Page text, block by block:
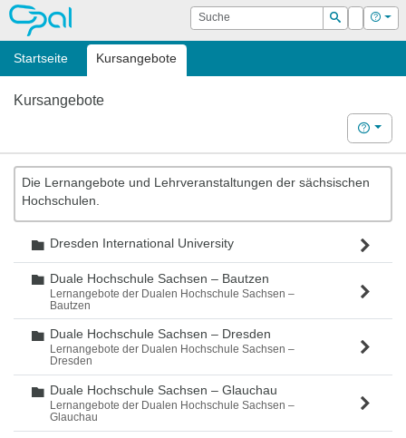
OPAL Suche
Suchen
Login Hilfe
Startseite Kursangebote
Kursangebote
Hilfe
Die Lernangebote und Lehrveranstaltungen der sächsischen
Hochschulen.
Ordner
Dresden International University
Ordner
Duale Hochschule Sachsen – Bautzen
Lernangebote der Dualen Hochschule Sachsen –
Bautzen
Ordner
Duale Hochschule Sachsen – Dresden
Lernangebote der Dualen Hochschule Sachsen –
Dresden
Ordner
Duale Hochschule Sachsen – Glauchau
Lernangebote der Dualen Hochschule Sachsen –
Glauchau